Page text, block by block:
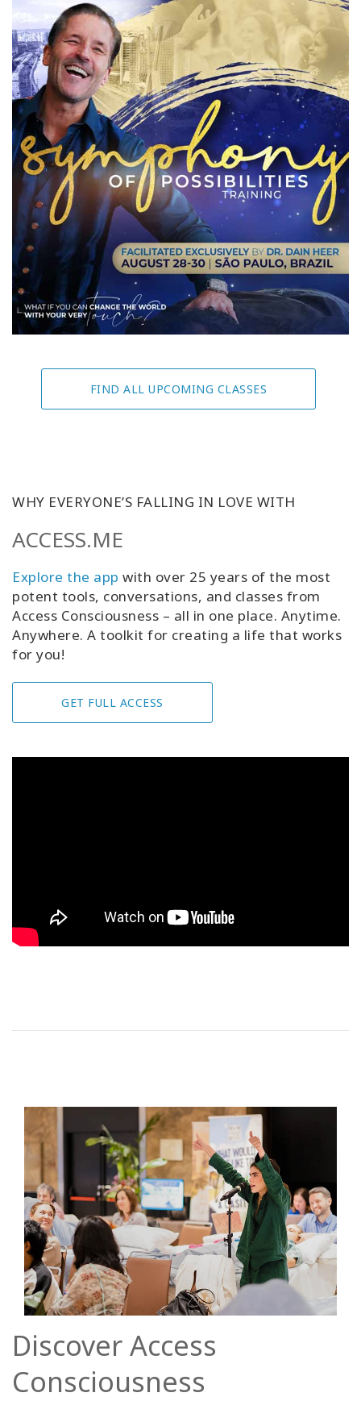
FIND ALL UPCOMING CLASSES
WHY EVERYONE’S FALLING IN LOVE WITH
ACCESS.ME
Explore the app with over 25 years of the most
potent tools, conversations, and classes from
Access Consciousness – all in one place. Anytime.
Anywhere. A toolkit for creating a life that works
for you!
GET FULL ACCESS
Discover Access
Consciousness